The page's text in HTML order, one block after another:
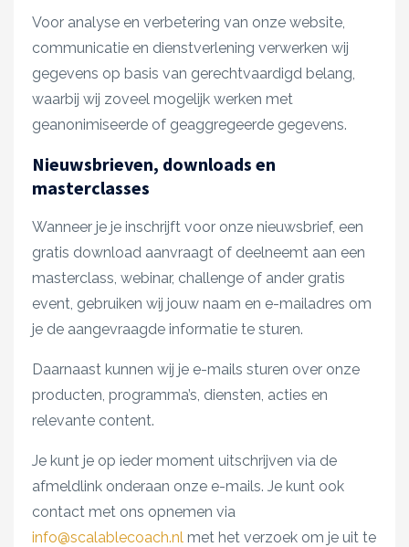
Voor analyse en verbetering van onze website,
communicatie en dienstverlening verwerken wij
gegevens op basis van gerechtvaardigd belang,
waarbij wij zoveel mogelijk werken met
geanonimiseerde of geaggregeerde gegevens.
Nieuwsbrieven, downloads en
masterclasses
Wanneer je je inschrijft voor onze nieuwsbrief, een
gratis download aanvraagt of deelneemt aan een
masterclass, webinar, challenge of ander gratis
event, gebruiken wij jouw naam en e-mailadres om
je de aangevraagde informatie te sturen.
Daarnaast kunnen wij je e-mails sturen over onze
producten, programma’s, diensten, acties en
relevante content.
Je kunt je op ieder moment uitschrijven via de
afmeldlink onderaan onze e-mails. Je kunt ook
contact met ons opnemen via
info@scalablecoach.nl met het verzoek om je uit te